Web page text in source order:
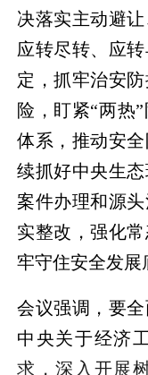
决落实主动避
应转尽转、应
定，抓牢治安
险，盯紧“两热
体系，推动安
续抓好中央生
案件办理和源
实整改，强化
牢守住安全发展
会议强调，要
中央关于经济
求，深入开展